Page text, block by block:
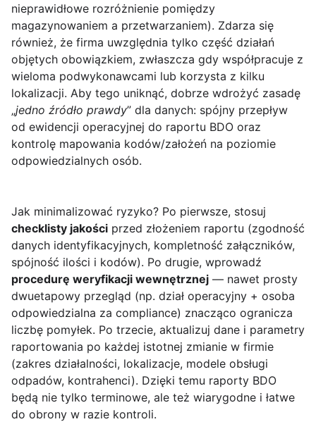
nieprawidłowe rozróżnienie pomiędzy
magazynowaniem a przetwarzaniem). Zdarza się
również, że firma uwzględnia tylko część działań
objętych obowiązkiem, zwłaszcza gdy współpracuje z
wieloma podwykonawcami lub korzysta z kilku
lokalizacji. Aby tego uniknąć, dobrze wdrożyć zasadę
„jedno źródło prawdy” dla danych: spójny przepływ
od ewidencji operacyjnej do raportu BDO oraz
kontrolę mapowania kodów/założeń na poziomie
odpowiedzialnych osób.
Jak minimalizować ryzyko? Po pierwsze, stosuj
checklisty jakości przed złożeniem raportu (zgodność
danych identyfikacyjnych, kompletność załączników,
spójność ilości i kodów). Po drugie, wprowadź
procedurę weryfikacji wewnętrznej — nawet prosty
dwuetapowy przegląd (np. dział operacyjny + osoba
odpowiedzialna za compliance) znacząco ogranicza
liczbę pomyłek. Po trzecie, aktualizuj dane i parametry
raportowania po każdej istotnej zmianie w firmie
(zakres działalności, lokalizacje, modele obsługi
odpadów, kontrahenci). Dzięki temu raporty BDO
będą nie tylko terminowe, ale też wiarygodne i łatwe
do obrony w razie kontroli.